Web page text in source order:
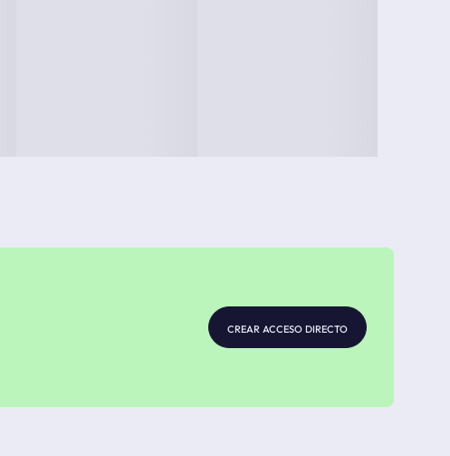
crear acceso directo